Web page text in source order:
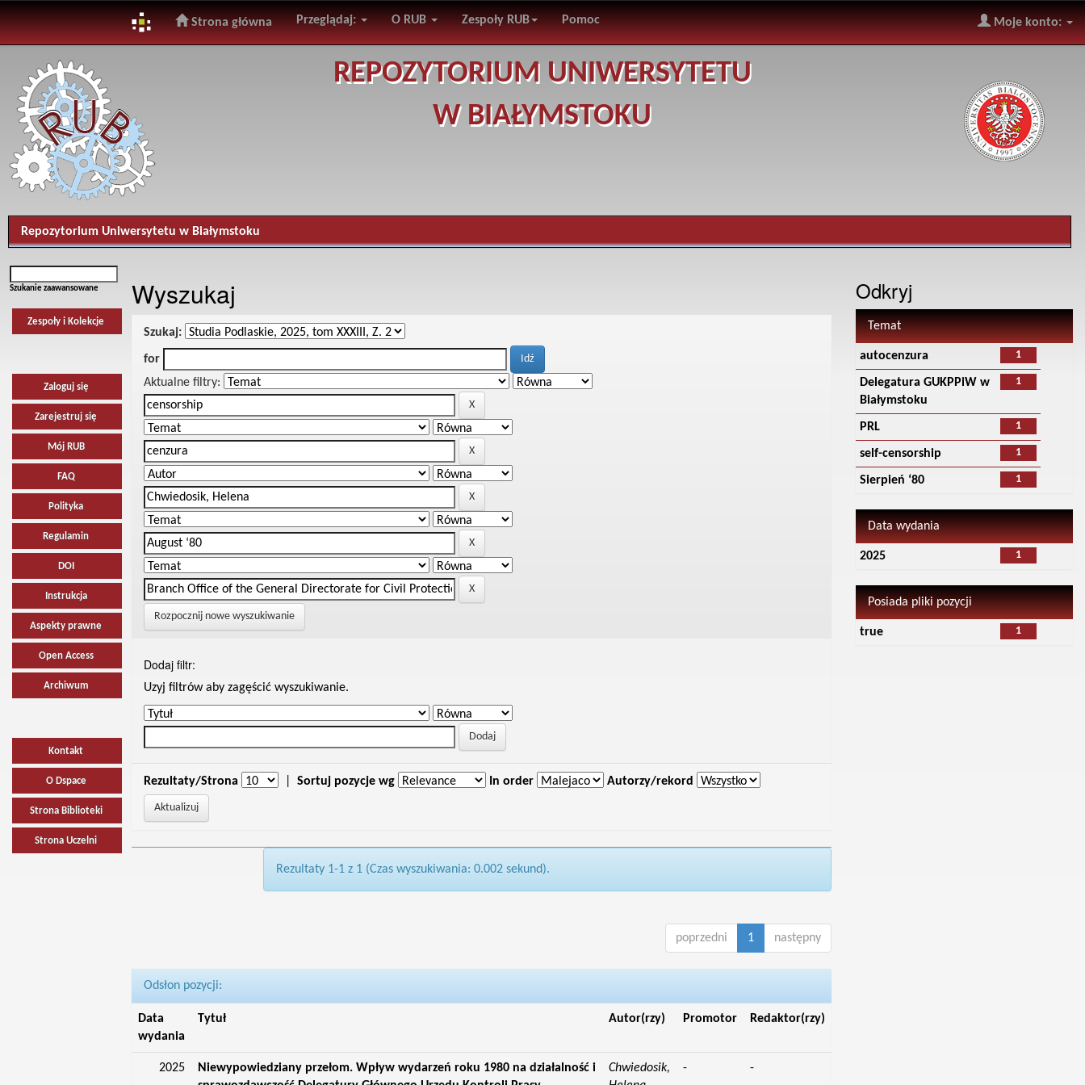
navigation
Strona główna Przeglądaj: O RUB Zespoły RUB Pomoc Moje konto:
REPOZYTORIUM UNIWERSYTETU
W BIAŁYMSTOKU
Repozytorium Uniwersytetu w Białymstoku
Szukanie zaawansowane
Zespoły i Kolekcje
Zaloguj się
Zarejestruj się
Mój RUB
FAQ
Polityka
Regulamin
DOI
Instrukcja
Aspekty prawne
Open Access
Archiwum
Kontakt
O Dspace
Strona Biblioteki
Strona Uczelni
Wyszukaj
Szukaj:
for
Aktualne filtry:
Rozpocznij nowe wyszukiwanie
Dodaj filtr:
Uzyj filtrów aby zagęścić wyszukiwanie.
Rezultaty/Strona Sortuj pozycje wg In order Autorzy/rekord
Rezultaty 1-1 z 1 (Czas wyszukiwania: 0.002 sekund).
poprzedni 1 następny
Odsłon pozycji:
Data
wydania
Tytuł Autor(rzy) Promotor Redaktor(rzy)
2025
Niewypowiedziany przełom. Wpływ wydarzeń roku 1980 na działalność i
Chwiedosik,
- -
Odkryj
Temat
1
autocenzura
1
Delegatura GUKPPiW w
Białymstoku
1
PRL
1
self-censorship
1
Sierpień ‘80
Data wydania
1
2025
Posiada pliki pozycji
1
true